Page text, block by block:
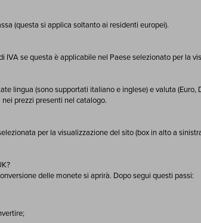
(questa si applica soltanto ai residenti europei).
se questa è applicabile nel Paese selezionato per la
lingua (sono supportati italiano e inglese) e valuta (Euro,
prezzi presenti nel catalogo.
per la visualizzazione del sito (box in alto a
delle monete si aprirà. Dopo segui questi passi: